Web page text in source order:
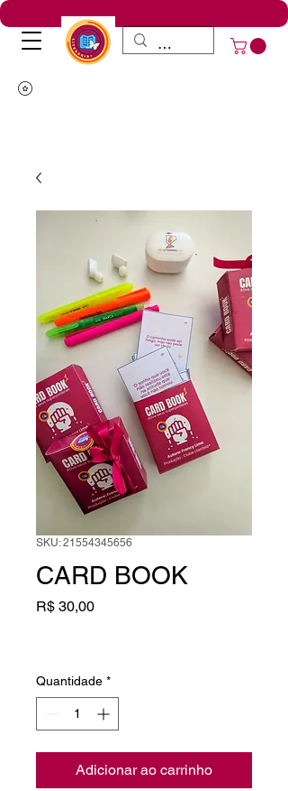
SKU: 21554345656
CARD BOOK
R$ 30,00Preço
Quantidade *
Adicionar ao carrinho